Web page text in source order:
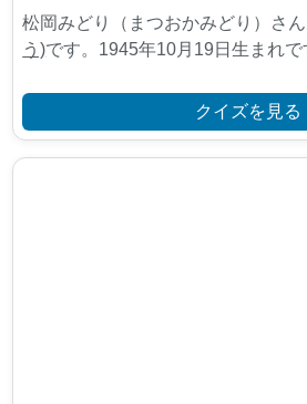
松岡みどり（まつおかみどり）さ
う)です。1945年10月19日生まれで
クイズを見る